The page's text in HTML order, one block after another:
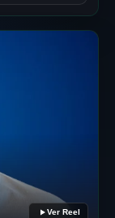
Ver Reel